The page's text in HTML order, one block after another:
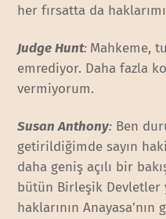
her fırsatta da
Judge Hunt: Mahkeme,
emrediyor. Daha fazla
vermiyorum.
Susan Anthony: Ben
getirildiğimde sayın
daha geniş açılı bir
bütün Birleşik Devletler
haklarının